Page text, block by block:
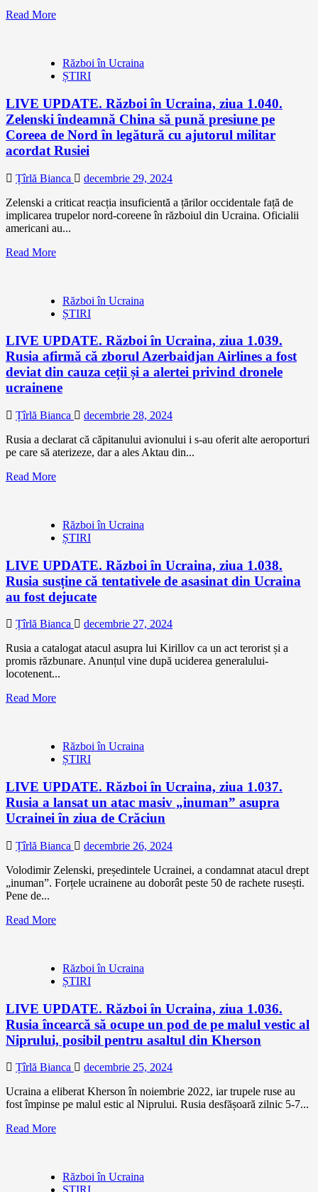
Read More
Război în Ucraina
ȘTIRI
LIVE UPDATE. Război în Ucraina, ziua 1.040.
Zelenski îndeamnă China să pună presiune pe
Coreea de Nord în legătură cu ajutorul militar
acordat Rusiei
Țîrlă Bianca
decembrie 29, 2024
Zelenski a criticat reacția insuficientă a țărilor occidentale față de
implicarea trupelor nord-coreene în războiul din Ucraina. Oficialii
americani au...
Read More
Război în Ucraina
ȘTIRI
LIVE UPDATE. Război în Ucraina, ziua 1.039.
Rusia afirmă că zborul Azerbaidjan Airlines a fost
deviat din cauza ceții și a alertei privind dronele
ucrainene
Țîrlă Bianca
decembrie 28, 2024
Rusia a declarat că căpitanului avionului i s-au oferit alte aeroporturi
pe care să aterizeze, dar a ales Aktau din...
Read More
Război în Ucraina
ȘTIRI
LIVE UPDATE. Război în Ucraina, ziua 1.038.
Rusia susține că tentativele de asasinat din Ucraina
au fost dejucate
Țîrlă Bianca
decembrie 27, 2024
Rusia a catalogat atacul asupra lui Kirillov ca un act terorist și a
promis răzbunare. Anunțul vine după uciderea generalului-
locotenent...
Read More
Război în Ucraina
ȘTIRI
LIVE UPDATE. Război în Ucraina, ziua 1.037.
Rusia a lansat un atac masiv „inuman” asupra
Ucrainei în ziua de Crăciun
Țîrlă Bianca
decembrie 26, 2024
Volodimir Zelenski, președintele Ucrainei, a condamnat atacul drept
„inuman”. Forțele ucrainene au doborât peste 50 de rachete rusești.
Pene de...
Read More
Război în Ucraina
ȘTIRI
LIVE UPDATE. Război în Ucraina, ziua 1.036.
Rusia încearcă să ocupe un pod de pe malul vestic al
Niprului, posibil pentru asaltul din Kherson
Țîrlă Bianca
decembrie 25, 2024
Ucraina a eliberat Kherson în noiembrie 2022, iar trupele ruse au
fost împinse pe malul estic al Niprului. Rusia desfășoară zilnic 5-7...
Read More
Război în Ucraina